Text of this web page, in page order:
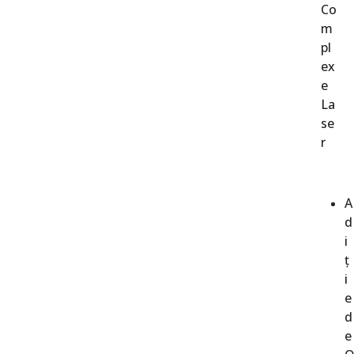
Co
m
pl
ex
e
La
se
r
A
d
i
ț
i
e
d
e